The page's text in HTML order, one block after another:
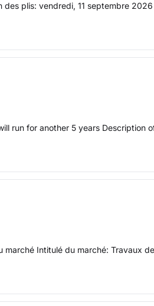
plis: vendredi, 11 septembre
run for another 5 years Description
Intitulé du marché: Travaux